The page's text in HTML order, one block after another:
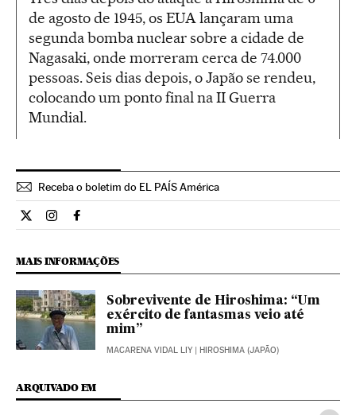
de agosto de 1945, os EUA lançaram uma
segunda bomba nuclear sobre a cidade de
Nagasaki, onde morreram cerca de 74.000
pessoas. Seis dias depois, o Japão se rendeu,
colocando um ponto final na II Guerra
Mundial.
Receba o boletim do EL PAÍS América
Internacional El País Brasil en Twitter
Internacional El País Brasil en Instagram
Internacional El País Brasil en Facebook
MAIS INFORMAÇÕES
Sobrevivente de Hiroshima: “Um
exército de fantasmas veio até
mim”
MACARENA VIDAL LIY | HIROSHIMA (JAPÃO)
ARQUIVADO EM